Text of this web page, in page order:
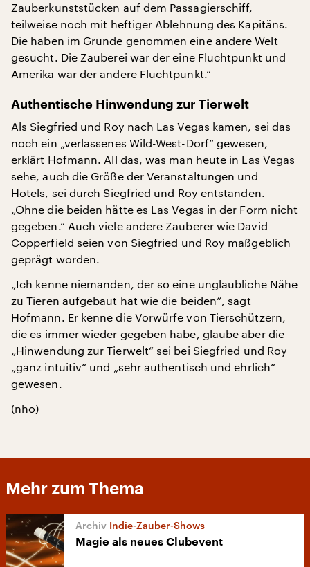
Zauberkunststücken auf dem Passagierschiff,
teilweise noch mit heftiger Ablehnung des Kapitäns.
Die haben im Grunde genommen eine andere Welt
gesucht. Die Zauberei war der eine Fluchtpunkt und
Amerika war der andere Fluchtpunkt.“
Authentische Hinwendung zur Tierwelt
Als Siegfried und Roy nach Las Vegas kamen, sei das
noch ein „verlassenes Wild-West-Dorf“ gewesen,
erklärt Hofmann. All das, was man heute in Las Vegas
sehe, auch die Größe der Veranstaltungen und
Hotels, sei durch Siegfried und Roy entstanden.
„Ohne die beiden hätte es Las Vegas in der Form nicht
gegeben.“ Auch viele andere Zauberer wie David
Copperfield seien von Siegfried und Roy maßgeblich
geprägt worden.
„Ich kenne niemanden, der so eine unglaubliche Nähe
zu Tieren aufgebaut hat wie die beiden“, sagt
Hofmann. Er kenne die Vorwürfe von Tierschützern,
die es immer wieder gegeben habe, glaube aber die
„Hinwendung zur Tierwelt“ sei bei Siegfried und Roy
„ganz intuitiv“ und „sehr authentisch und ehrlich“
gewesen.
(nho)
Mehr zum Thema
Indie-Zauber-Shows
Magie als neues Clubevent